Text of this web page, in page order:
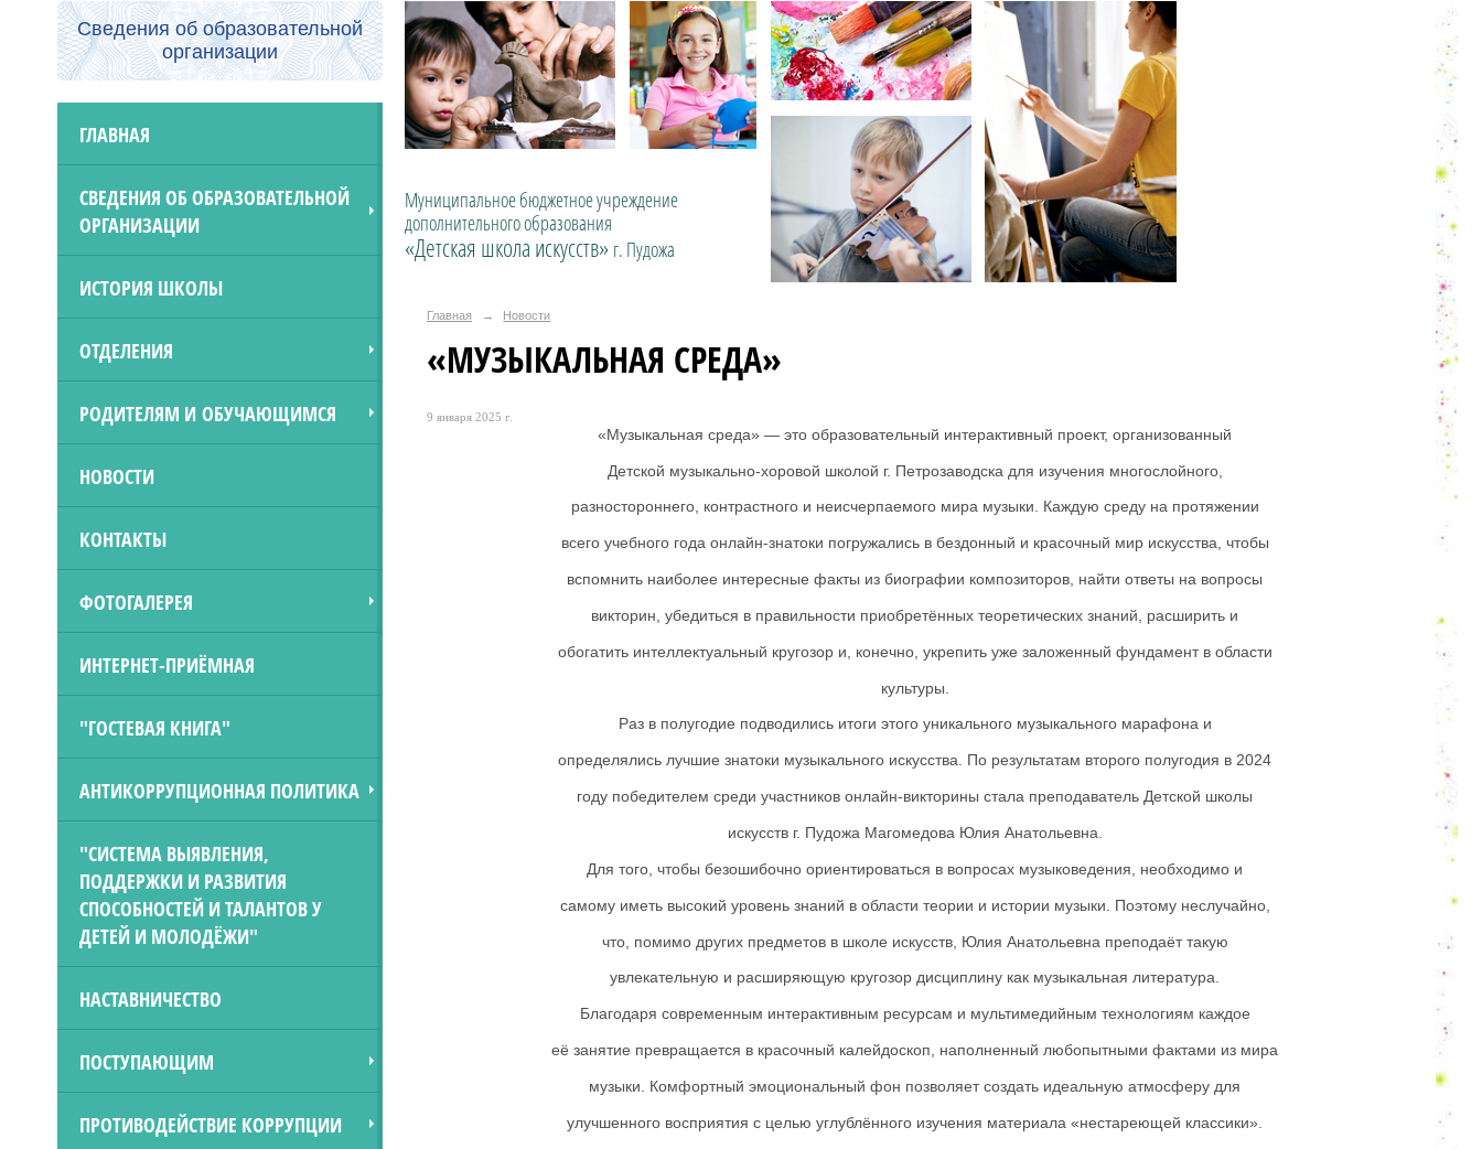
Сведения об образовательной
организации
ГЛАВНАЯ
СВЕДЕНИЯ ОБ ОБРАЗОВАТЕЛЬНОЙ
ОРГАНИЗАЦИИ
ИСТОРИЯ ШКОЛЫ
ОТДЕЛЕНИЯ
РОДИТЕЛЯМ И ОБУЧАЮЩИМСЯ
НОВОСТИ
КОНТАКТЫ
ФОТОГАЛЕРЕЯ
ИНТЕРНЕТ-ПРИЁМНАЯ
"ГОСТЕВАЯ КНИГА"
АНТИКОРРУПЦИОННАЯ ПОЛИТИКА
"СИСТЕМА ВЫЯВЛЕНИЯ,
ПОДДЕРЖКИ И РАЗВИТИЯ
СПОСОБНОСТЕЙ И ТАЛАНТОВ У
ДЕТЕЙ И МОЛОДЁЖИ"
НАСТАВНИЧЕСТВО
ПОСТУПАЮЩИМ
ПРОТИВОДЕЙСТВИЕ КОРРУПЦИИ
Муниципальное бюджетное учреждение
дополнительного образования
«Детская школа искусств» г. Пудожа
Главная → Новости
«МУЗЫКАЛЬНАЯ СРЕДА»
9 января 2025 г.
«Музыкальная среда» — это образовательный интерактивный проект, организованный
Детской музыкально-хоровой школой г. Петрозаводска для изучения многослойного,
разностороннего, контрастного и неисчерпаемого мира музыки. Каждую среду на протяжении
всего учебного года онлайн-знатоки погружались в бездонный и красочный мир искусства, чтобы
вспомнить наиболее интересные факты из биографии композиторов, найти ответы на вопросы
викторин, убедиться в правильности приобретённых теоретических знаний, расширить и
обогатить интеллектуальный кругозор и, конечно, укрепить уже заложенный фундамент в области
культуры.
Раз в полугодие подводились итоги этого уникального музыкального марафона и
определялись лучшие знатоки музыкального искусства. По результатам второго полугодия в 2024
году победителем среди участников онлайн-викторины стала преподаватель Детской школы
искусств г. Пудожа Магомедова Юлия Анатольевна.
Для того, чтобы безошибочно ориентироваться в вопросах музыковедения, необходимо и
самому иметь высокий уровень знаний в области теории и истории музыки. Поэтому неслучайно,
что, помимо других предметов в школе искусств, Юлия Анатольевна преподаёт такую
увлекательную и расширяющую кругозор дисциплину как музыкальная литература.
Благодаря современным интерактивным ресурсам и мультимедийным технологиям каждое
её занятие превращается в красочный калейдоскоп, наполненный любопытными фактами из мира
музыки. Комфортный эмоциональный фон позволяет создать идеальную атмосферу для
улучшенного восприятия с целью углублённого изучения материала «нестареющей классики».